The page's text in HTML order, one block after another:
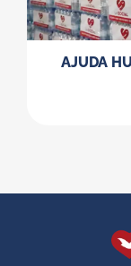
AJUDA